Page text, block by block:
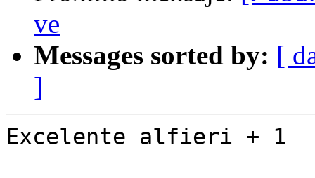
ve
Messages sorted by: [
]
Excelente alfieri + 1